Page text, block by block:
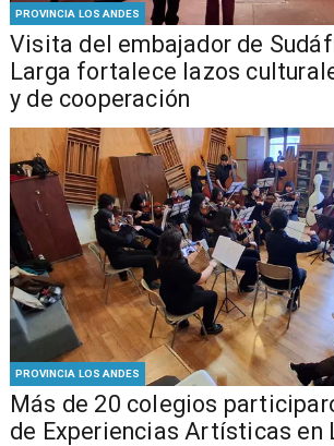
PROVINCIA LOS ANDES
​Visita del embajador de
Larga fortalece lazos
y de cooperación
PROVINCIA LOS ANDES
Más de 20 colegios
de Experiencias Artísticas en